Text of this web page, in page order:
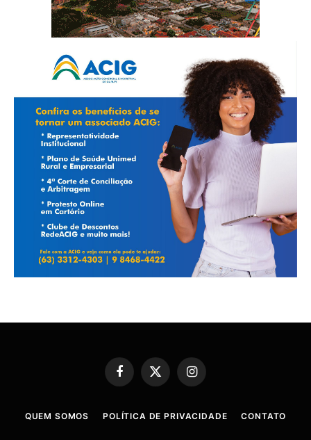
Facebook
X
(Twitter)
Instagram
QUEM SOMOS POLÍTICA DE PRIVACIDADE CONTATO